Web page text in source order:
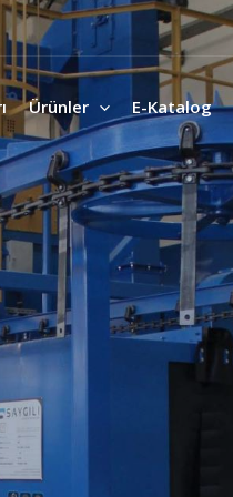
Ürünler E-Katalog